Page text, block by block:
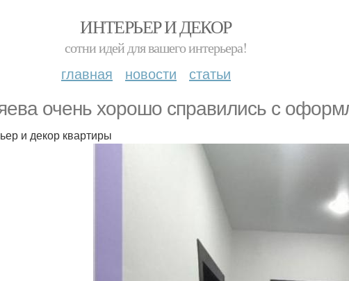
ИНТЕРЬЕР И ДЕКОР
сотни идей для вашего интерьера!
главная новости статьи
очень хорошо справились с
и декор квартиры